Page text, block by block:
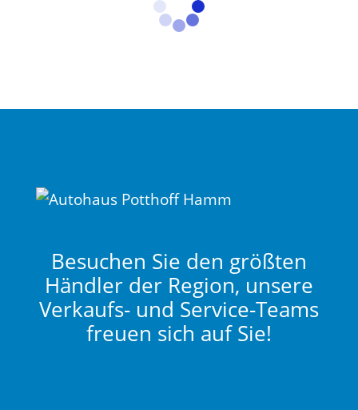
Besuchen Sie den größten
Händler der Region, unsere
Verkaufs- und Service-Teams
freuen sich auf Sie!